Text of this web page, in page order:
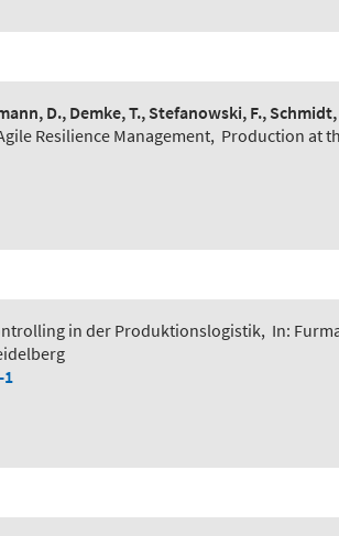
D., Demke, T., Stefanowski, F.,
Resilience Management, Production at
in der Produktionslogistik, In:
1